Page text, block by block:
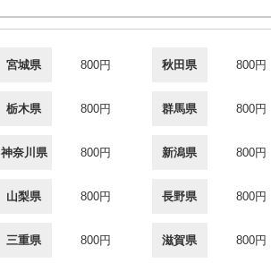
宮城県 800円 秋田県 800円
栃木県 800円 群馬県 800円
神奈川県 800円 新潟県 800円
山梨県 800円 長野県 800円
三重県 800円 滋賀県 800円